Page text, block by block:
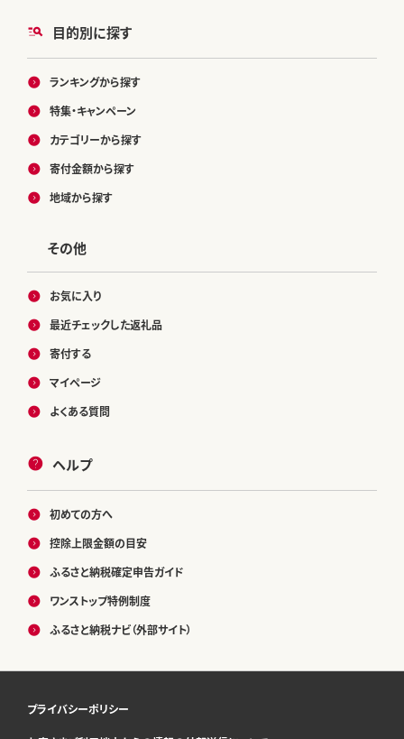
目的別に探す
ランキングから探す
特集・キャンペーン
カテゴリーから探す
寄付金額から探す
地域から探す
その他
お気に入り
最近チェックした返礼品
寄付する
マイページ
よくある質問
ヘルプ
初めての方へ
控除上限金額の目安
ふるさと納税確定申告ガイド
ワンストップ特例制度
ふるさと納税ナビ（外部サイト）
プライバシーポリシー